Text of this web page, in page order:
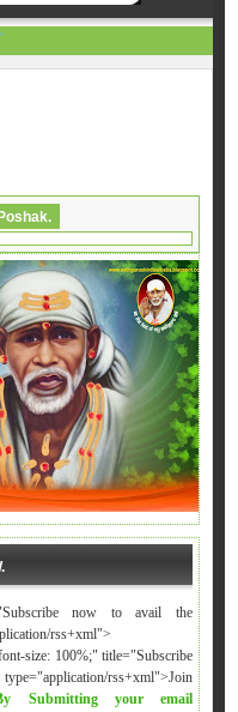
Poshak.
now to avail the
rss+xml">
size: 100%;" title="Subscribe
rss+xml">Join
Submitting your email